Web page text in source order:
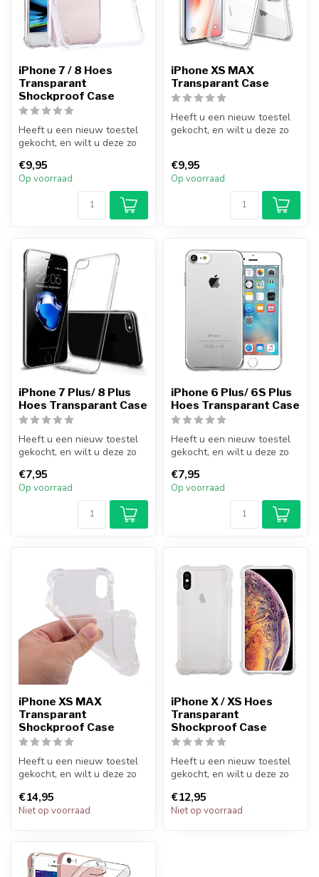
iPhone 7 / 8 Hoes
Transparant
Shockproof Case
Heeft u een nieuw toestel
gekocht, en wilt u deze zo
M...
€9,95
Op voorraad
iPhone XS MAX
Transparant Case
Heeft u een nieuw toestel
gekocht, en wilt u deze zo
€9,95
Op voorraad
iPhone 7 Plus/ 8 Plus
Hoes Transparant Case
Heeft u een nieuw toestel
gekocht, en wilt u deze zo
M...
€7,95
Op voorraad
iPhone 6 Plus/ 6S Plus
Hoes Transparant Case
Heeft u een nieuw toestel
gekocht, en wilt u deze zo
M...
€7,95
Op voorraad
iPhone XS MAX
Transparant
Shockproof Case
Heeft u een nieuw toestel
gekocht, en wilt u deze zo
M...
€14,95
Niet op voorraad
iPhone X / XS Hoes
Transparant
Shockproof Case
Heeft u een nieuw toestel
gekocht, en wilt u deze zo
M...
€12,95
Niet op voorraad